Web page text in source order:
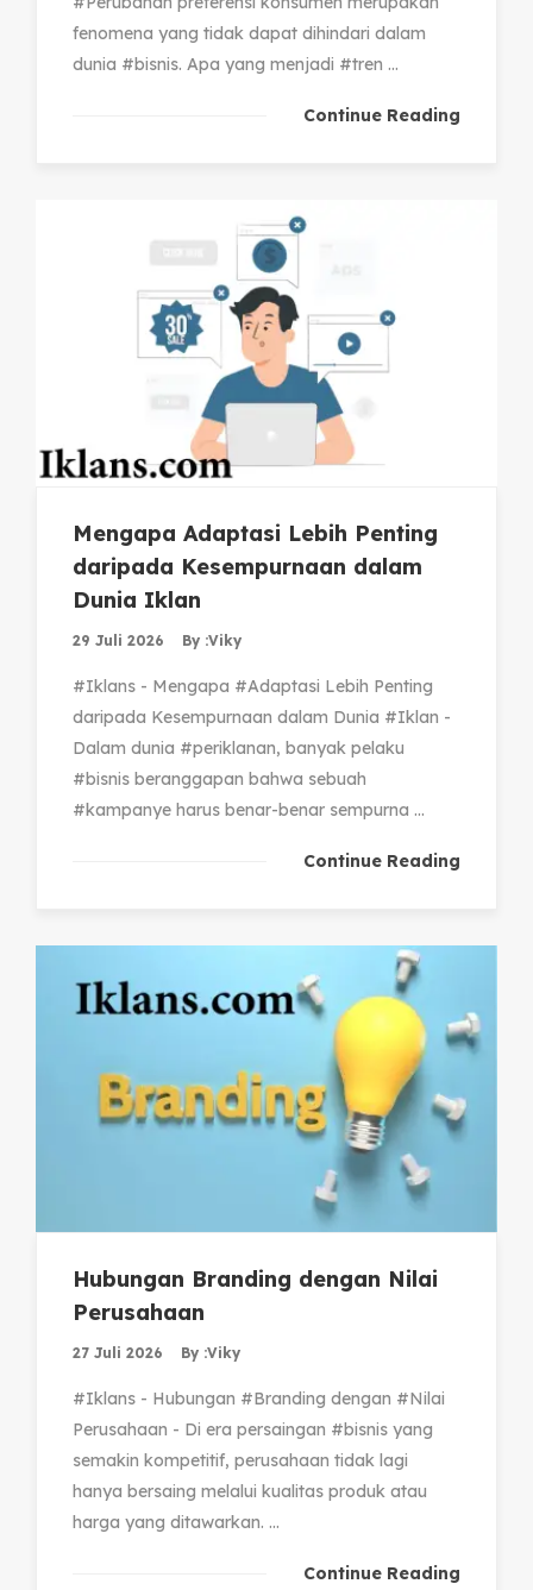
fenomena yang tidak dapat dihindari dalam
dunia #bisnis. Apa yang menjadi #tren ...
Continue Reading
Mengapa Adaptasi Lebih Penting
daripada Kesempurnaan dalam
Dunia Iklan
29 Juli 2026 By :Viky
#Iklans - Mengapa #Adaptasi Lebih Penting
daripada Kesempurnaan dalam Dunia #Iklan -
Dalam dunia #periklanan, banyak pelaku
#bisnis beranggapan bahwa sebuah
#kampanye harus benar-benar sempurna ...
Continue Reading
Hubungan Branding dengan Nilai
Perusahaan
27 Juli 2026 By :Viky
#Iklans - Hubungan #Branding dengan #Nilai
Perusahaan - Di era persaingan #bisnis yang
semakin kompetitif, perusahaan tidak lagi
hanya bersaing melalui kualitas produk atau
harga yang ditawarkan. ...
Continue Reading